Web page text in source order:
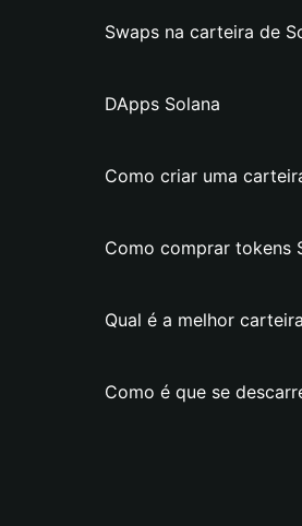
Swaps na carteira de
DApps Solana
Como criar uma
Como comprar tokens
Qual é a melhor
Como é que se